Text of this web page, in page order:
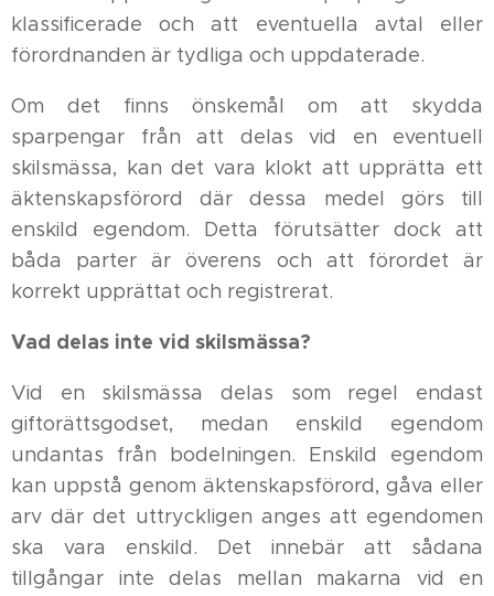
klassificerade och att eventuella avtal eller
förordnanden är tydliga och uppdaterade.
Om det finns önskemål om att skydda
sparpengar från att delas vid en eventuell
skilsmässa, kan det vara klokt att upprätta ett
äktenskapsförord där dessa medel görs till
enskild egendom. Detta förutsätter dock att
båda parter är överens och att förordet är
korrekt upprättat och registrerat.
Vad delas inte vid skilsmässa?
Vid en skilsmässa delas som regel endast
giftorättsgodset, medan enskild egendom
undantas från bodelningen. Enskild egendom
kan uppstå genom äktenskapsförord, gåva eller
arv där det uttryckligen anges att egendomen
ska vara enskild. Det innebär att sådana
tillgångar inte delas mellan makarna vid en